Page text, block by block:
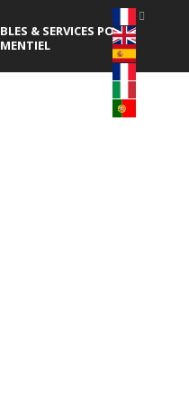
& SERVICES POUR